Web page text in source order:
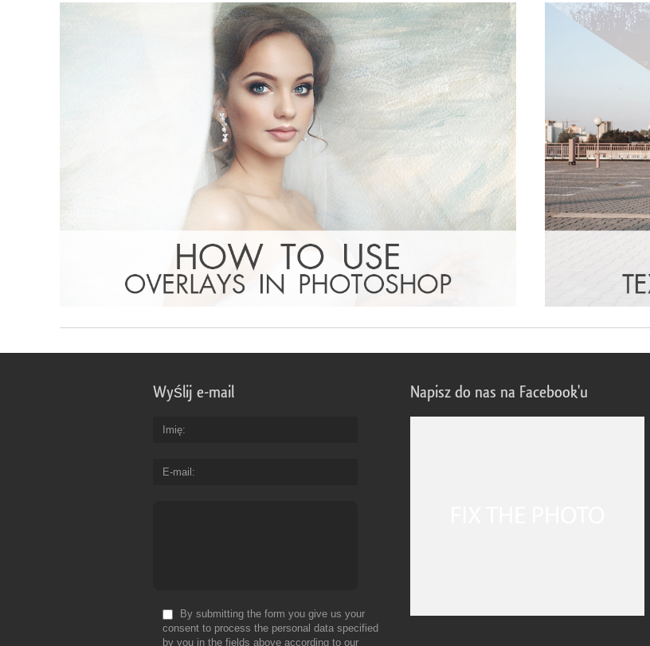
Wyślij e-mail
Imię
E-mail
By submitting the form you give us your
consent to process the personal data specified
by you in the fields above according to our
Napisz do nas na Facebook'u